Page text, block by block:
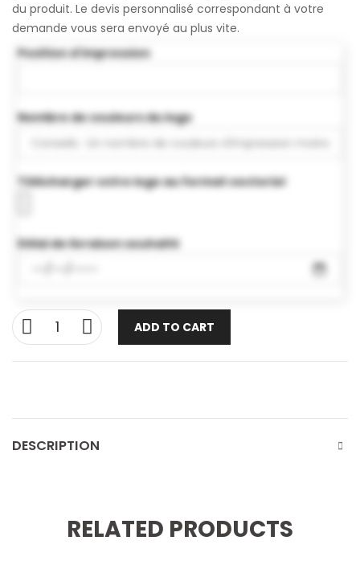
du produit. Le devis personnalisé correspondant à votre
demande vous sera envoyé au plus vite.
Position d'impression
Nombre de couleurs du logo
Télécharger votre logo au format vectoriel
Délai de livraison souhaité
ADD TO CART
DESCRIPTION
RELATED PRODUCTS